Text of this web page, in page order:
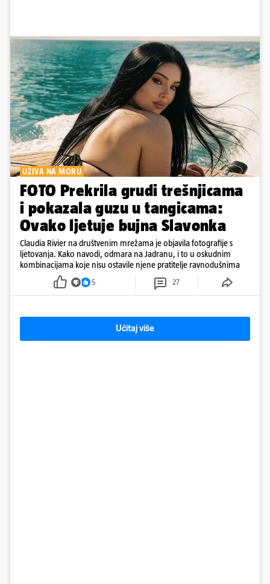
UŽIVA NA MORU
FOTO Prekrila grudi trešnjicama
i pokazala guzu u tangicama:
Ovako ljetuje bujna Slavonka
Claudia Rivier na društvenim mrežama je objavila fotografije s
ljetovanja. Kako navodi, odmara na Jadranu, i to u oskudnim
kombinacijama koje nisu ostavile njene pratitelje ravnodušnima
5 27
Učitaj više